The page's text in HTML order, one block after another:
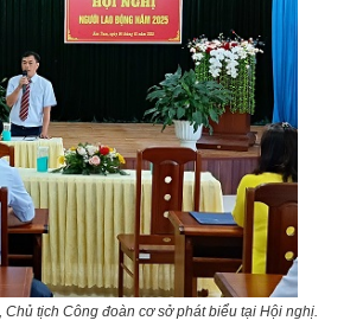
tịch Công đoàn cơ sở phát biểu tại Hội nghị.